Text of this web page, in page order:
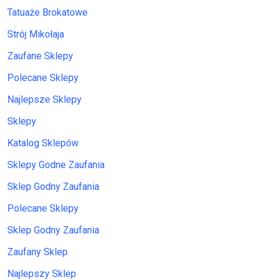
Tatuaże Brokatowe
Strój Mikołaja
Zaufane Sklepy
Polecane Sklepy
Najlepsze Sklepy
Sklepy
Katalog Sklepów
Sklepy Godne Zaufania
Sklep Godny Zaufania
Polecane Sklepy
Sklep Godny Zaufania
Zaufany Sklep
Najlepszy Sklep